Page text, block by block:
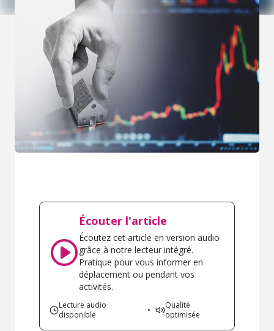
Écouter l'article
Écoutez cet article en version audio
grâce à notre lecteur intégré.
Pratique pour vous informer en
déplacement ou pendant vos
activités.
Lecture audio
disponible
•
Qualité
optimisée